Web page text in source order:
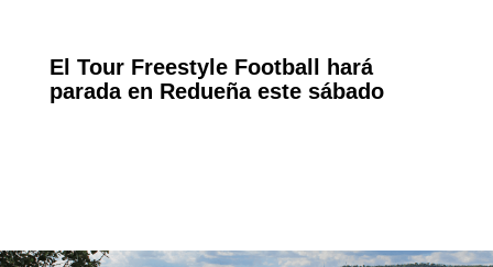
El Tour Freestyle Football hará
parada en Redueña este sábado